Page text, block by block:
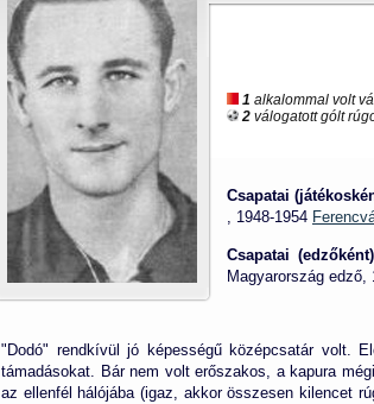
1 alkalommal volt
2 válogatott gólt
Csapatai
, 1948-1954
Csapatai (edzőként)
Magyarország edző,
"Dodó" rendkívül jó képességű középcsatár volt.
támadásokat. Bár nem volt erőszakos, a kapura
az ellenfél hálójába (igaz, akkor összesen kilencet